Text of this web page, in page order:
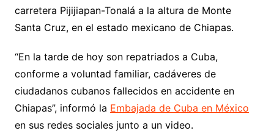
carretera Pijijiapan-Tonalá a la altura de Monte
Santa Cruz, en el estado mexicano de Chiapas.
“En la tarde de hoy son repatriados a Cuba,
conforme a voluntad familiar, cadáveres de
ciudadanos cubanos fallecidos en accidente en
Chiapas”, informó la Embajada de Cuba en México
en sus redes sociales junto a un video.